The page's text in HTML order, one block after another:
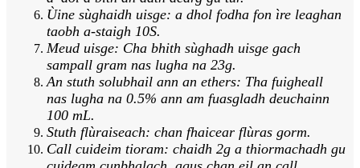
Ùine sùghaidh uisge: a dhol fodha fon ìre leaghan
taobh a-staigh 10S.
Meud uisge: Cha bhith sùghadh uisge gach
sampall gram nas lugha na 23g.
An stuth solubhail ann an ethers: Tha fuigheall
nas lugha na 0.5% ann am fuasgladh deuchainn
100 mL.
Stuth flùraiseach: chan fhaicear flùras gorm.
Call cuideim tioram: chaidh 2g a thiormachadh gu